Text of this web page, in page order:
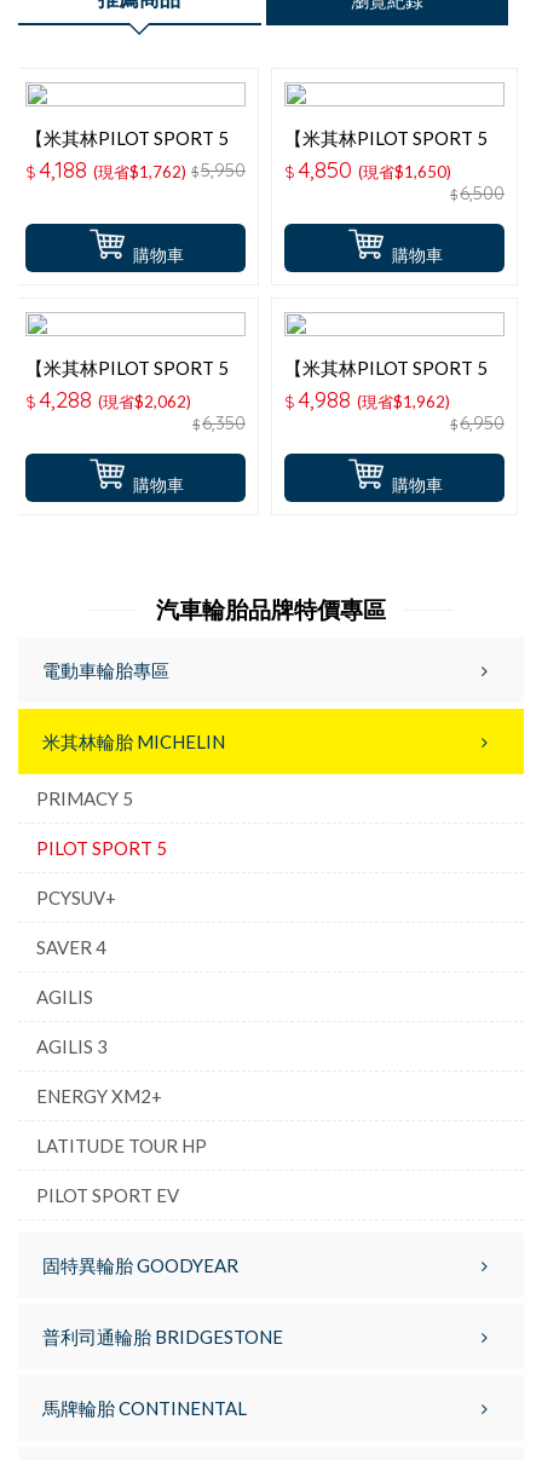
購物車
【米其林PILOT SPORT 5
】215-45-17安全性能輪胎
$4,188 (現省$1,762) $5,950
購物車
【米其林PILOT SPORT 5
】225-40-18安全性能輪胎
$4,850 (現省$1,650)
$6,500
購物車
【米其林PILOT SPORT 5
】225-45-17安全性能輪胎
$4,288 (現省$2,062)
$6,350
購物車
【米其林PILOT SPORT 5
】225-45-18安全性能輪胎
$4,988 (現省$1,962)
$6,950
汽車輪胎品牌特價專區
電動車輪胎專區
米其林輪胎 MICHELIN
PRIMACY 5
PILOT SPORT 5
PCYSUV+
SAVER 4
AGILIS
AGILIS 3
ENERGY XM2+
LATITUDE TOUR HP
PILOT SPORT EV
固特異輪胎 GOODYEAR
普利司通輪胎 BRIDGESTONE
馬牌輪胎 CONTINENTAL